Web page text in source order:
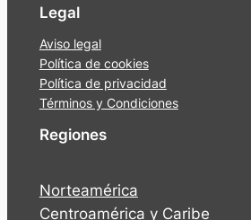
Legal
Aviso legal
Política de cookies
Política de privacidad
Términos y Condiciones
Regiones
Norteamérica
Centroamérica y Caribe